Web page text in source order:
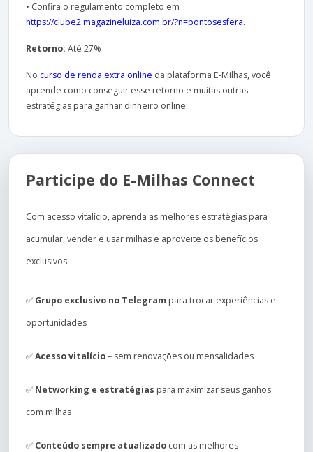
• Confira o regulamento completo em
https://clube2.magazineluiza.com.br/?n=pontosesfera.
Retorno: Até 27%
No curso de renda extra online da plataforma E-Milhas, você
aprende como conseguir esse retorno e muitas outras
estratégias para ganhar dinheiro online.
Participe do E-Milhas Connect
Com acesso vitalício, aprenda as melhores estratégias para
acumular, vender e usar milhas e aproveite os benefícios
exclusivos:
✅ Grupo exclusivo no Telegram para trocar experiências e
oportunidades
✅Acesso vitalício– sem renovações ou mensalidades
✅ Networking e estratégias para maximizar seus ganhos
com milhas
✅ Conteúdo sempre atualizado com as melhores